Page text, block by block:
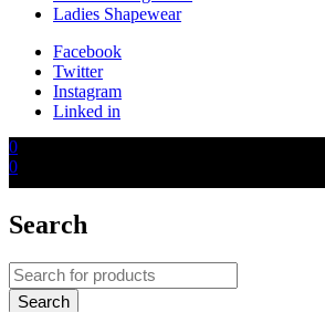
Ladies Shapewear
Facebook
Twitter
Instagram
Linked in
0
0
Search